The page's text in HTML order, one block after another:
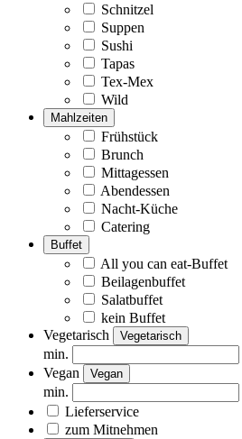
Schnitzel
Suppen
Sushi
Tapas
Tex-Mex
Wild
Mahlzeiten
Frühstück
Brunch
Mittagessen
Abendessen
Nacht-Küche
Catering
Buffet
All you can eat-Buffet
Beilagenbuffet
Salatbuffet
kein Buffet
Vegetarisch
Vegetarisch
min.
Vegan
Vegan
min.
Lieferservice
zum Mitnehmen